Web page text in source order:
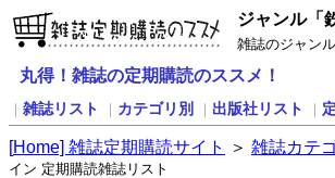
ジャンル「
雑誌のジャン
丸得！雑誌の定期購読のススメ！
雑誌リスト カテゴリ別 出版社リスト
[Home] 雑誌定期購読サイト ＞ 雑誌カテ
イン 定期購読雑誌リスト